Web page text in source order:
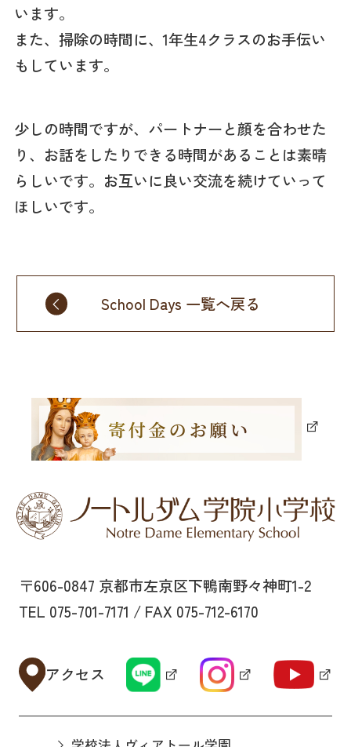
います。
また、掃除の時間に、1年生4クラスのお手伝い
もしています。
少しの時間ですが、パートナーと顔を合わせた
り、お話をしたりできる時間があることは素晴
らしいです。お互いに良い交流を続けていって
ほしいです。
School Days 一覧へ戻る
〒606-0847 京都市左京区下鴨南野々神町1-2
TEL 075-701-7171 / FAX 075-712-6170
アクセス